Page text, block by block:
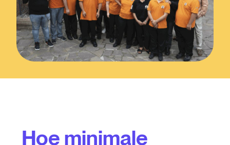
Hoe minimale